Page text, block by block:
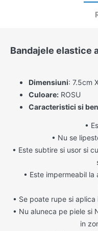
Bandajele elastice
Dimensiuni: 7.5cm
Culoare: ROSU
Caracteristici si
•
• Nu se
• Este subtire si usor si
• Este impermeabil
• Se poate rupe si
• Nu aluneca pe piele si
in